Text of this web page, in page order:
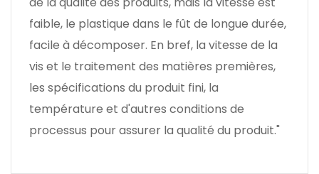
faible, le plastique dans le fût de longue durée,
facile à décomposer. En bref, la vitesse de la
vis et le traitement des matières premières,
les spécifications du produit fini, la
température et d'autres conditions de
processus pour assurer la qualité du produit."